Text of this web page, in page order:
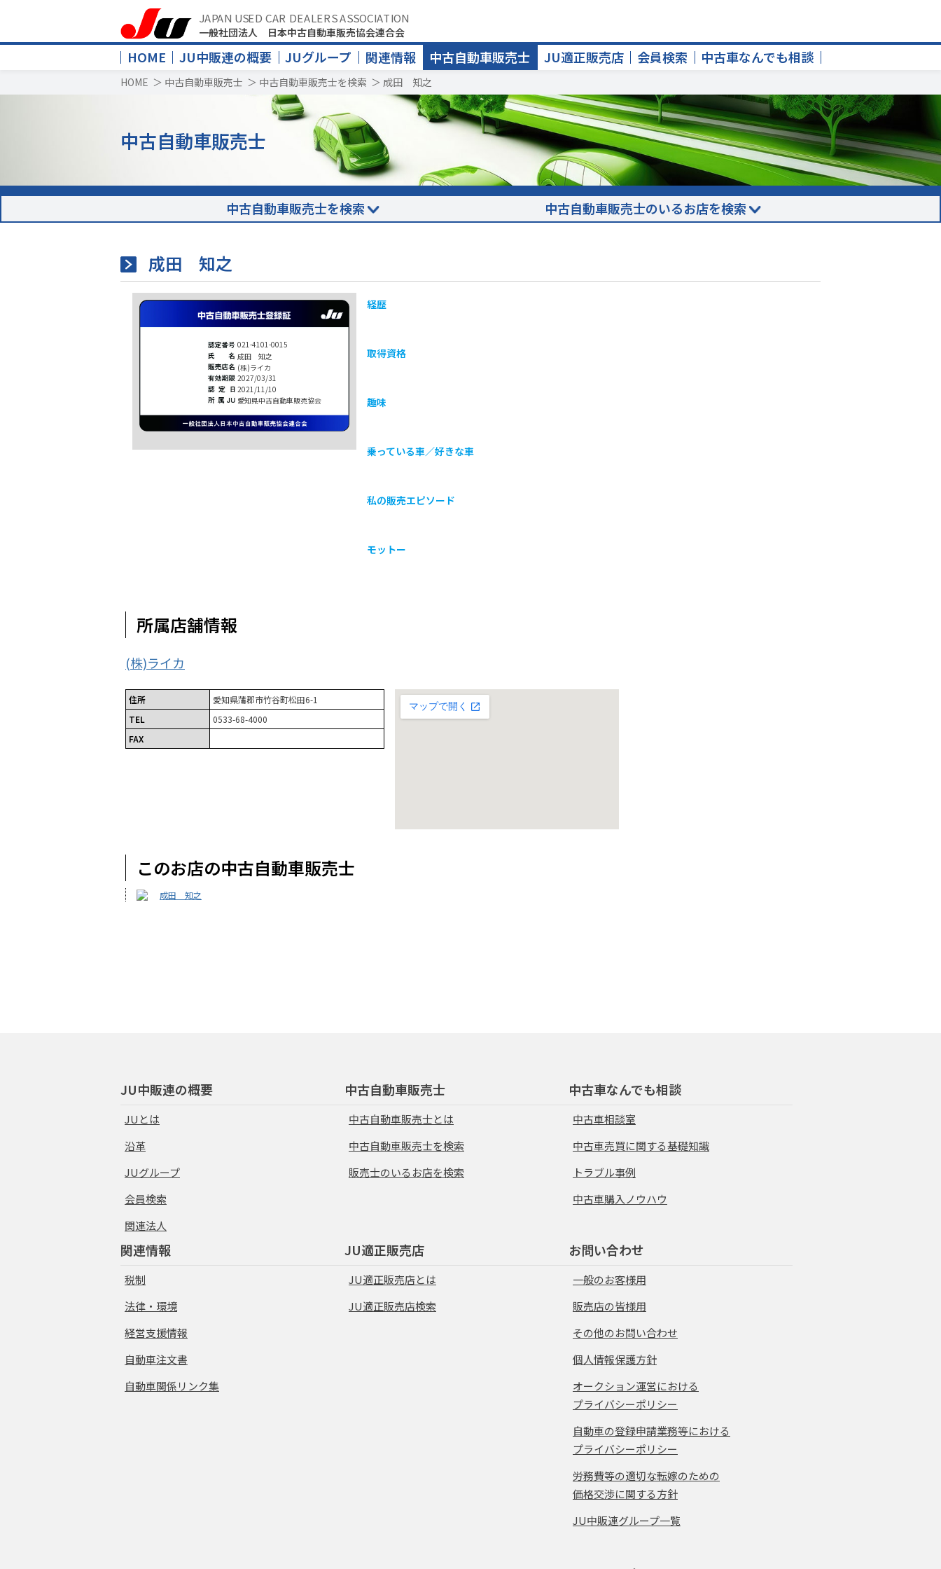
JAPAN USED CAR DEALERS ASSOCIATION
一般社団法人 日本中古自動車販売協会連合会
HOME JU中販連の概要 JUグループ 関連情報 中古自動車販売士 JU適正販売店 会員検索 中古車なんでも相談
HOME ＞ 中古自動車販売士 ＞ 中古自動車販売士を検索 ＞ 成田 知之
中古自動車販売士
中古自動車販売士を検索 中古自動車販売士のいるお店を検索
成田 知之
021-4101-0015
成田 知之
(株)ライカ
2027/03/31
2021/11/10
愛知県中古自動車販売協会
経歴
取得資格
趣味
乗っている車／好きな車
私の販売エピソード
モットー
所属店舗情報
(株)ライカ
住所
愛知県蒲郡市竹谷町松田6-1
TEL
0533-68-4000
FAX
このお店の中古自動車販売士
成田 知之
JU中販連の概要
JUとは
沿革
JUグループ
会員検索
関連法人
中古自動車販売士
中古自動車販売士とは
中古自動車販売士を検索
販売士のいるお店を検索
中古車なんでも相談
中古車相談室
中古車売買に関する基礎知識
トラブル事例
中古車購入ノウハウ
関連情報
税制
法律・環境
経営支援情報
自動車注文書
自動車関係リンク集
JU適正販売店
JU適正販売店とは
JU適正販売店検索
お問い合わせ
一般のお客様用
販売店の皆様用
その他のお問い合わせ
個人情報保護方針
オークション運営における
プライバシーポリシー
自動車の登録申請業務等における
プライバシーポリシー
労務費等の適切な転嫁のための
価格交渉に関する方針
JU中販連グループ一覧